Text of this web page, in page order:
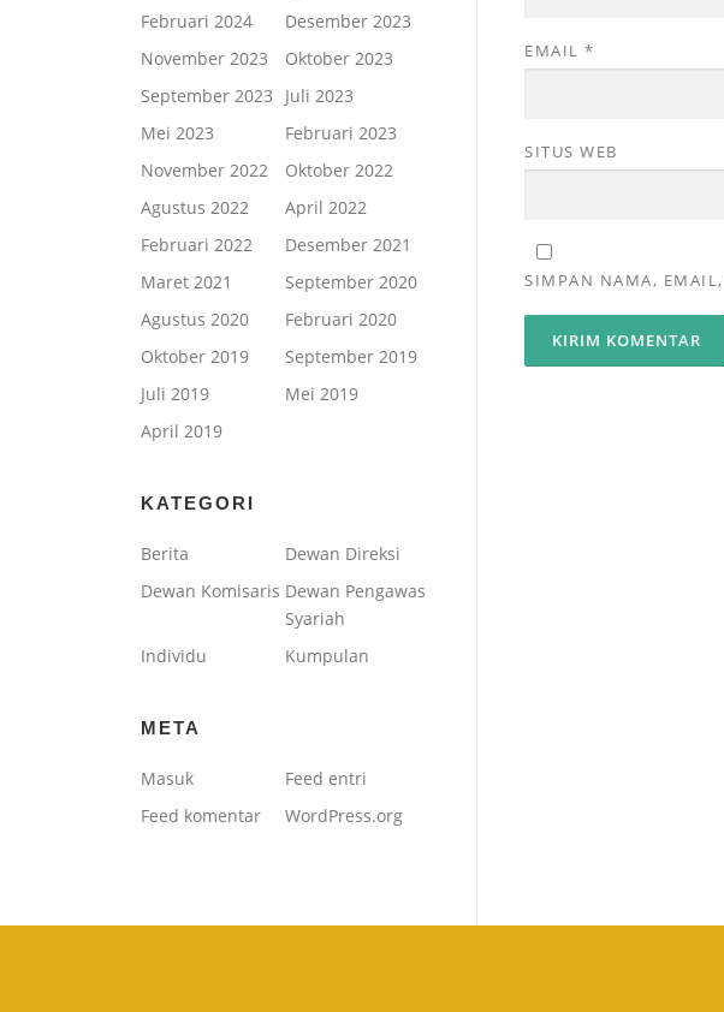
EMAIL *
SITUS WEB
SIMPAN NAMA, EMAIL,
Februari 2024
Desember 2023
November 2023
Oktober 2023
September 2023
Juli 2023
Mei 2023
Februari 2023
November 2022
Oktober 2022
Agustus 2022
April 2022
Februari 2022
Desember 2021
Maret 2021
September 2020
Agustus 2020
Februari 2020
Oktober 2019
September 2019
Juli 2019
Mei 2019
April 2019
KATEGORI
Berita
Dewan Direksi
Dewan Komisaris Dewan Pengawas
Syariah
Individu
Kumpulan
META
Masuk
Feed entri
Feed komentar
WordPress.org